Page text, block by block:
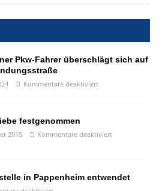
Pkw-Fahrer überschlägt sich auf
Kommentare deaktiviert
festgenommen
2015 Kommentare deaktiviert
in Pappenheim entwendet